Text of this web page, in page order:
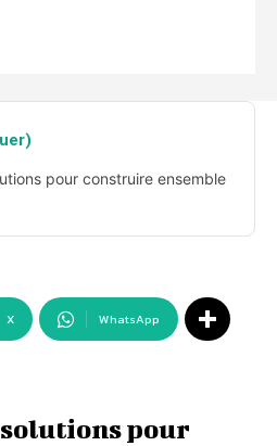
pour construire ensemble
X WhatsApp
pour